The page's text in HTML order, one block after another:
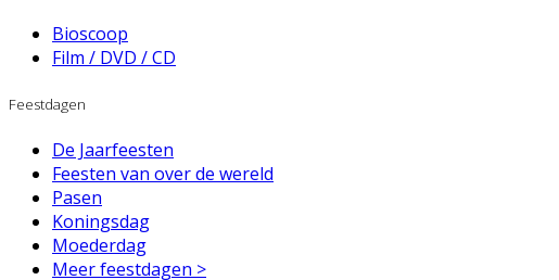
Bioscoop
Film / DVD / CD
Feestdagen
De Jaarfeesten
Feesten van over de wereld
Pasen
Koningsdag
Moederdag
Meer feestdagen >